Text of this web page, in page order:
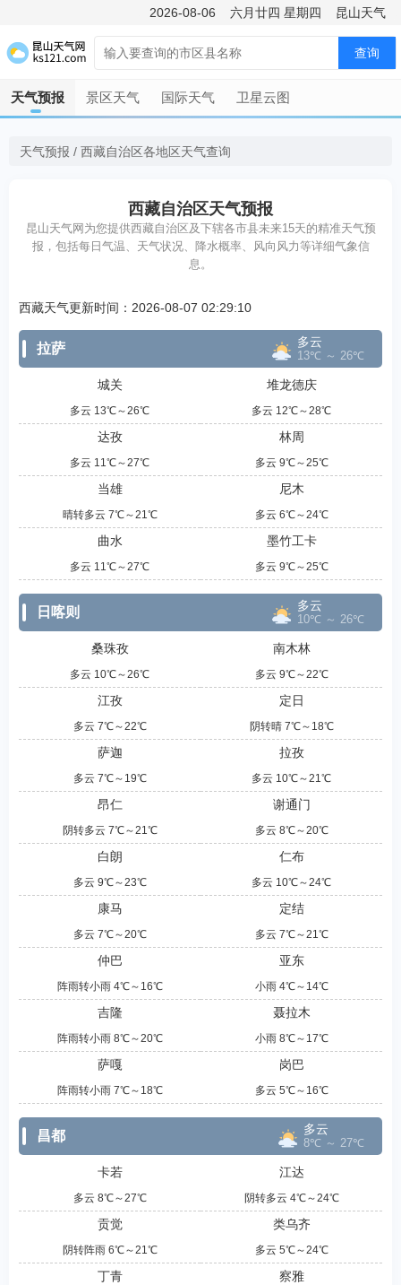
2026-08-06 六月廿四 星期四 昆山天气
查询
天气预报 景区天气 国际天气 卫星云图
天气预报 / 西藏自治区各地区天气查询
西藏自治区天气预报
昆山天气网为您提供西藏自治区及下辖各市县未来15天的精准天气预
报，包括每日气温、天气状况、降水概率、风向风力等详细气象信
息。
西藏天气更新时间：2026-08-07 02:29:10
拉萨 多云
13℃ ～ 26℃
城关
多云 13℃～26℃
堆龙德庆
多云 12℃～28℃
达孜
多云 11℃～27℃
林周
多云 9℃～25℃
当雄
晴转多云 7℃～21℃
尼木
多云 6℃～24℃
曲水
多云 11℃～27℃
墨竹工卡
多云 9℃～25℃
日喀则 多云
10℃ ～ 26℃
桑珠孜
多云 10℃～26℃
南木林
多云 9℃～22℃
江孜
多云 7℃～22℃
定日
阴转晴 7℃～18℃
萨迦
多云 7℃～19℃
拉孜
多云 10℃～21℃
昂仁
阴转多云 7℃～21℃
谢通门
多云 8℃～20℃
白朗
多云 9℃～23℃
仁布
多云 10℃～24℃
康马
多云 7℃～20℃
定结
多云 7℃～21℃
仲巴
阵雨转小雨 4℃～16℃
亚东
小雨 4℃～14℃
吉隆
阵雨转小雨 8℃～20℃
聂拉木
小雨 8℃～17℃
萨嘎
阵雨转小雨 7℃～18℃
岗巴
多云 5℃～16℃
昌都 多云
8℃ ～ 27℃
卡若
多云 8℃～27℃
江达
阴转多云 4℃～24℃
贡觉
阴转阵雨 6℃～21℃
类乌齐
多云 5℃～24℃
丁青 察雅